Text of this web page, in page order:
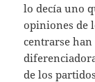
lo decía uno
opiniones de
centrarse
de los